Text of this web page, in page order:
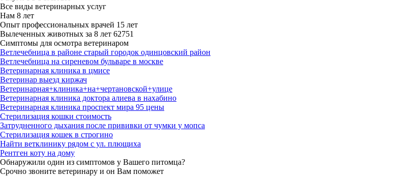
Все виды ветеринарных услуг
Нам 8 лет
Опыт профессиональных врачей 15 лет
Вылеченных животных за 8 лет 62751
Симптомы для осмотра ветеринаром
Ветлечебница в районе старый городок одинцовский район
Ветлечебница на сиреневом бульваре в москве
Ветеринарная клиника в цмисе
Ветеринар выезд киржач
Ветеринарная+клиника+на+чертановской+улице
Ветеринарная клиника доктора алиева в нахабино
Ветеринарная клиника проспект мира 95 цены
Стерилизация кошки стоимость
Затрудненного дыхания после прививки от чумки у мопса
Стерилизация кошек в строгино
Найти ветклинику рядом с ул. плющиха
Рентген коту на дому
Обнаружили один из симптомов у Вашего питомца?
Срочно звоните ветеринару и он Вам поможет